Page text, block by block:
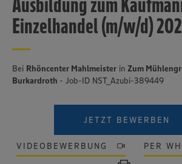
Einzelhandel (m/w/d)
Bei Rhöncenter Mahlmeister in Zum
Burkardroth - Job-ID NST_Azubi-389449
JETZT BEWERBEN
VIDEOBEWERBUNG PER